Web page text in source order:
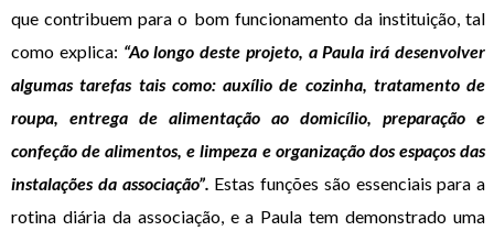
que contribuem para o bom funcionamento da instituição, tal
como explica: “Ao longo deste projeto, a Paula irá desenvolver
algumas tarefas tais como: auxílio de cozinha, tratamento de
roupa, entrega de alimentação ao domicílio, preparação e
confeção de alimentos, e limpeza e organização dos espaços das
instalações da associação”. Estas funções são essenciais para a
rotina diária da associação, e a Paula tem demonstrado uma